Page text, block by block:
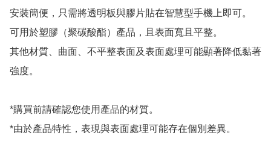
安裝簡便，只需將透明板與膠片貼在智慧型手機上即可。
可用於塑膠（聚碳酸酯）產品，且表面寬且平整。
其他材質、曲面、不平整表面及表面處理可能顯著降低黏著
強度。
*購買前請確認您使用產品的材質。
*由於產品特性，表現與表面處理可能存在個別差異。